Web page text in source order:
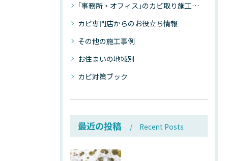
｢事務所・オフィス｣のカビ取り施工事例
カビ専門店からのお役立ち情報
その他の施工事例
お住まいの地域別
カビ対策ブック
最近の投稿 Recent Posts